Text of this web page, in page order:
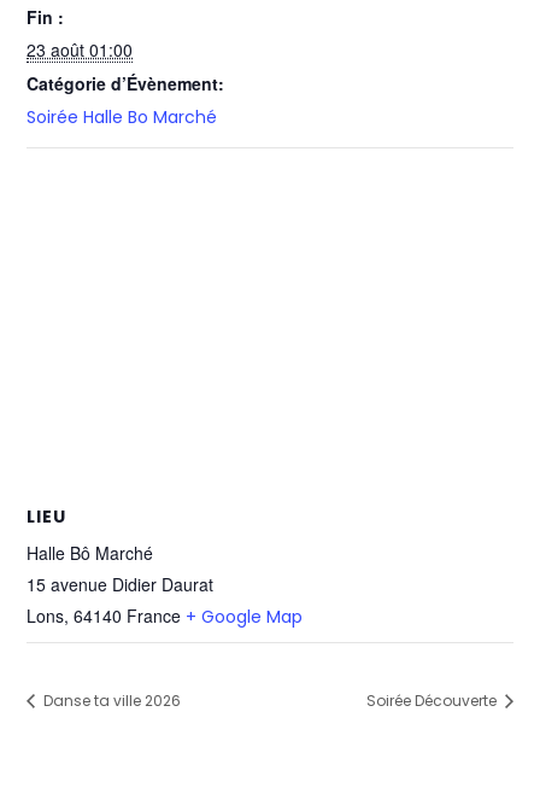
Fin :
23 août 01:00
Catégorie d’Évènement:
Soirée Halle Bo Marché
LIEU
Halle Bô Marché
15 avenue Didier Daurat
Lons, 64140 France + Google Map
Danse ta ville 2026 Soirée Découverte